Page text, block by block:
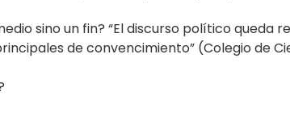
sino un fin? “El discurso político queda
de convencimiento” (Colegio de